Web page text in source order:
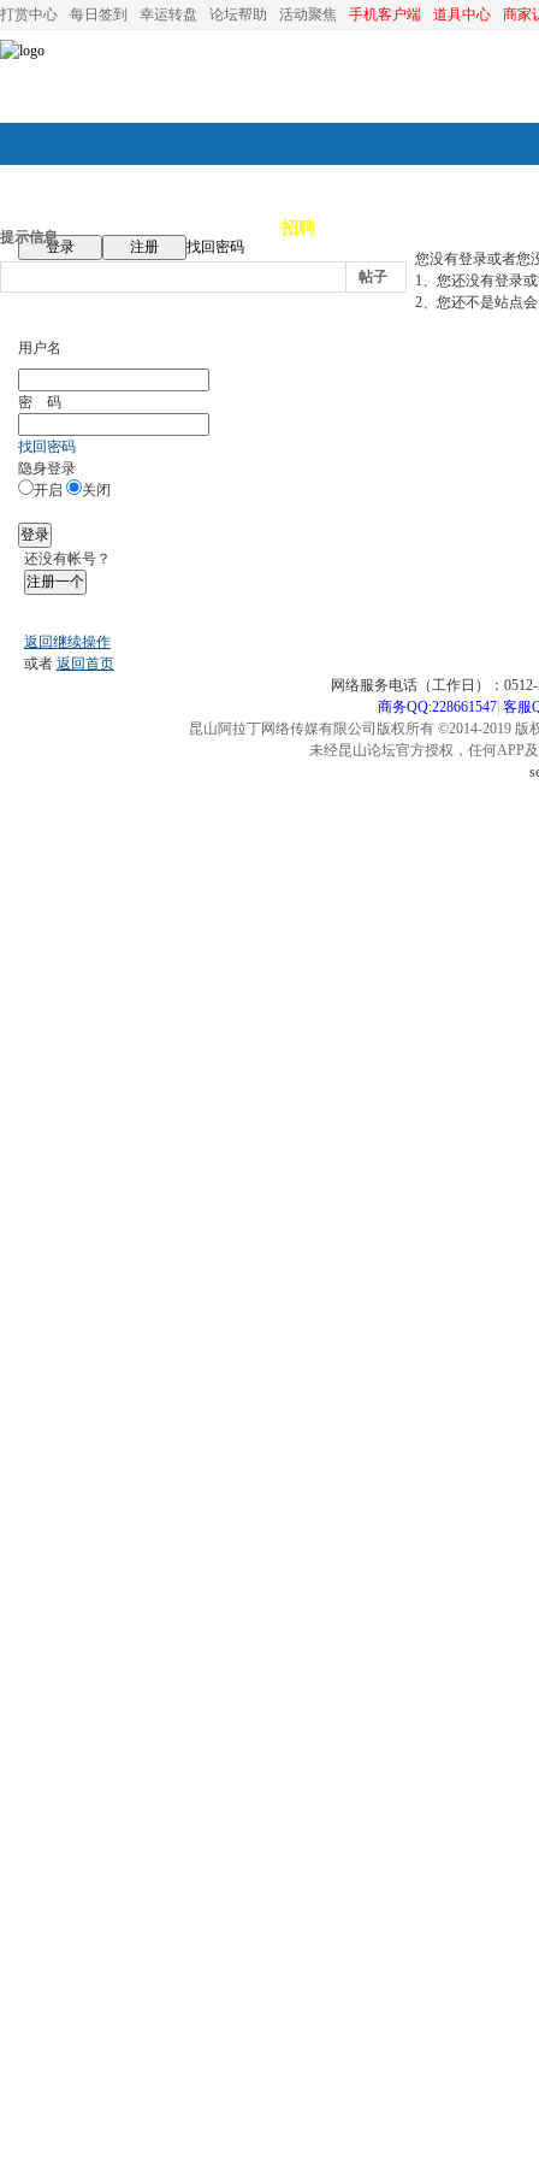
打赏中心 每日签到 幸运转盘 论坛帮助 活动聚焦 手机客户端 道具中心 商家
论坛首页 招聘
登录 注册
找回密码
帖子
提示信息
您没有登录或者您
1、您还没有登录
2、您还不是站点
用户名
密 码
找回密码
隐身登录
开启
关闭
登录
还没有帐号？
注册一个
返回继续操作
或者 返回首页
网络服务电话（工作日）：
商务QQ:228661547| 客服
昆山阿拉丁网络传媒有限公司版权所有 ©2014-2019
未经昆山论坛官方授权，任何APP